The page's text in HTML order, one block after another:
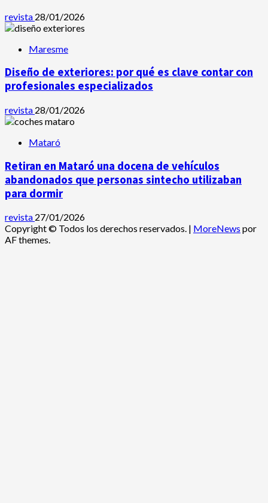
revista 28/01/2026
Maresme
Diseño de exteriores: por qué es clave contar con
profesionales especializados
revista 28/01/2026
Mataró
Retiran en Mataró una docena de vehículos
abandonados que personas sintecho utilizaban
para dormir
revista 27/01/2026
Copyright © Todos los derechos reservados. | MoreNews por
AF themes.